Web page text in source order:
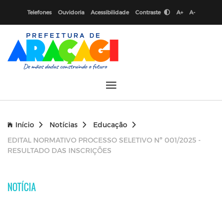
Telefones Ouvidoria Acessibilidade Contraste A+ A-
Início Notícias
Educação
EDITAL NORMATIVO PROCESSO SELETIVO Nº 001/2025 -
RESULTADO DAS INSCRIÇÕES
NOTÍCIA